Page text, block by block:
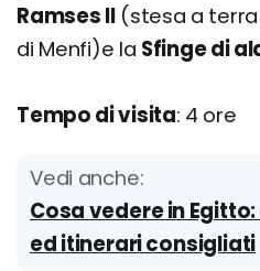
Ramses II(stesa a terra
di Menfi)e la Sfinge di
Tempo di visita: 4 ore
Vedi anche:
Cosa vedere in
ed itinerari consigliati